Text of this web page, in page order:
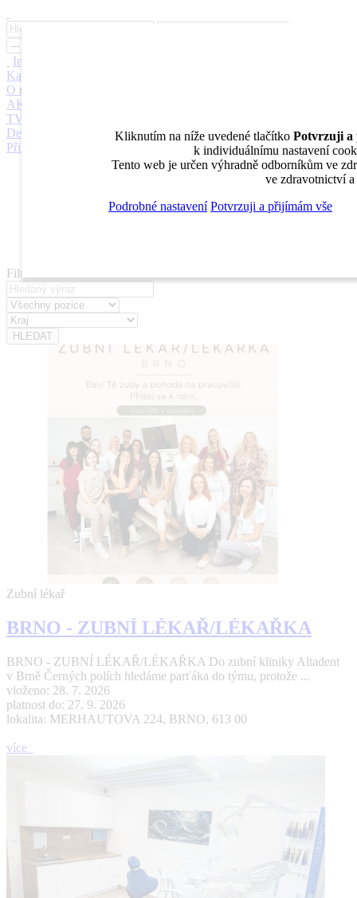
Inzerce
Kariérní poradenství
O nás
AKADEMIE
TV
DentalJobs.cz
search
Přihlásit
Filtrovat
Zubní lékař
BRNO - ZUBNÍ LÉKAŘ/LÉKAŘKA
BRNO - ZUBNÍ LÉKAŘ/LÉKAŘKA Do zubní kliniky Altadent
v Brně Černých polích hledáme parťáka do týmu, protože ...
vloženo: 28. 7. 2026
platnost do: 27. 9. 2026
lokalita: MERHAUTOVA 224, BRNO, 613 00
více
Kliknutím na níže uvedené tlačítko Potvrzuji a
k individuálnímu nastavení
Tento web je určen výhradně odborníkům ve
ve zdravotnictví
Podrobné nastavení Potvrzuji a přijímám vše